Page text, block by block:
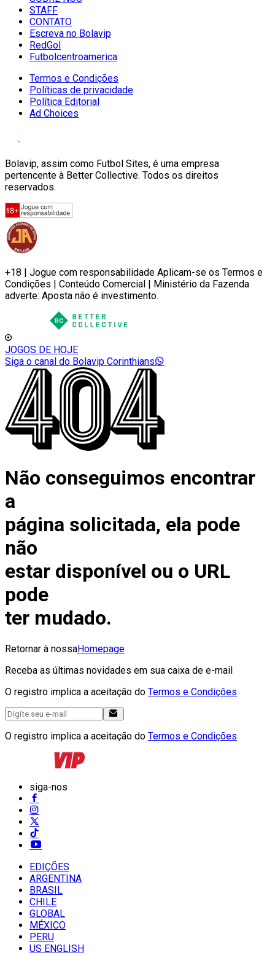
STAFF
CONTATO
Escreva no Bolavip
RedGol
Futbolcentroamerica
Termos e Condições
Políticas de privacidade
Política Editorial
Ad Choices
Bolavip, assim como Futbol Sites, é uma empresa
pertencente à Better Collective. Todos os direitos
reservados.
+18 | Jogue com responsabilidade Aplicam-se os Termos e
Condições | Conteúdo Comercial | Ministério da Fazenda
adverte: Aposta não é investimento.
JOGOS DE HOJE
Siga o canal do Bolavip Corinthians
Não conseguimos encontrar
a
página solicitada, ela pode
não
estar disponível ou o URL
pode
ter mudado.
Retornar à nossaHomepage
Receba as últimas novidades em sua caixa de e-mail
O registro implica a aceitação do Termos e Condições
O registro implica a aceitação do Termos e Condições
siga-nos
EDIÇÕES
ARGENTINA
BRASIL
CHILE
GLOBAL
MÉXICO
PERU
US ENGLISH